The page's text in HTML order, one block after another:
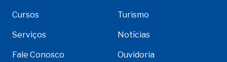
Cursos Turismo
Serviços Notícias
Fale Conosco Ouvidoria